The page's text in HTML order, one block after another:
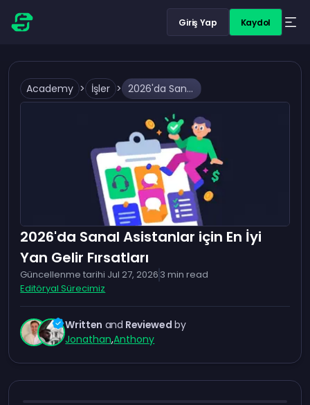
Giriş Yap Kaydol
Academy > İşler > 2026'da Sanal Asistanlar için En İyi Yan Gelir Fırsatları
2026'da Sanal Asistanlar için En İyi
Yan Gelir Fırsatları
Güncellenme tarihi Jul 27, 2026 3 min read
Editöryal Sürecimiz
Written and Reviewed by
Jonathan,Anthony